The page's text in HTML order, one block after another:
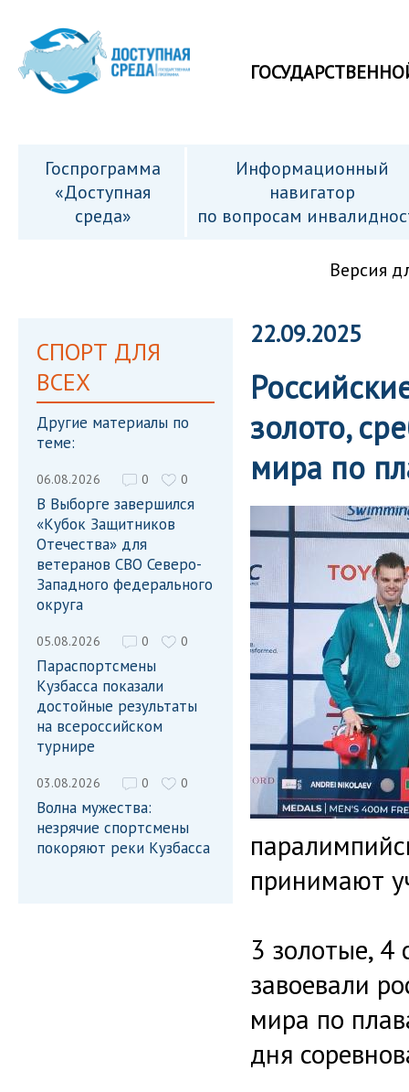
Госпрограмма
«Доступная
среда»
Информационный
навигатор
по вопросам
Версия
СПОРТ ДЛЯ
ВСЕХ
Другие материалы по
теме:
06.08.2026 0 0
В Выборге завершился
«Кубок Защитников
Отечества» для
ветеранов СВО Северо-
Западного федерального
округа
05.08.2026 0 0
Параспортсмены
Кузбасса показали
достойные результаты
на всероссийском
турнире
03.08.2026 0 0
Волна мужества:
незрячие спортсмены
покоряют реки Кузбасса
22.09.2025
золото,
мира по
принимают
3 золотые, 4
завоевали
мира по
дня